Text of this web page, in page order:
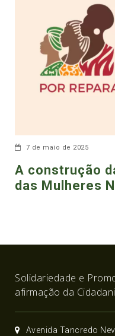
7 de maio de 2025
A construção
das Mulheres
Solidariedade e
afirmação da
Avenida Tancredo